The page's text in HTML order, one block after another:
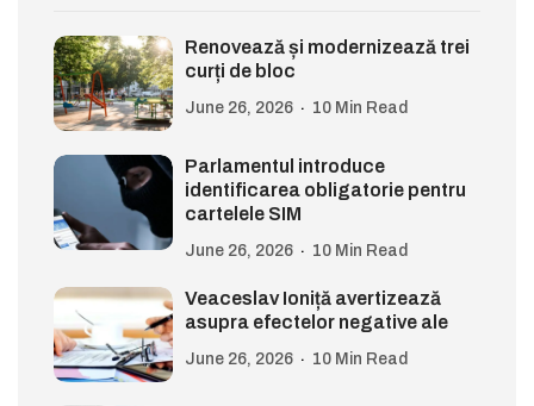
Renovează și modernizează trei
curți de bloc
June 26, 2026 10 Min Read
Parlamentul introduce
identificarea obligatorie pentru
cartelele SIM
June 26, 2026 10 Min Read
Veaceslav Ioniță avertizează
asupra efectelor negative ale
June 26, 2026 10 Min Read